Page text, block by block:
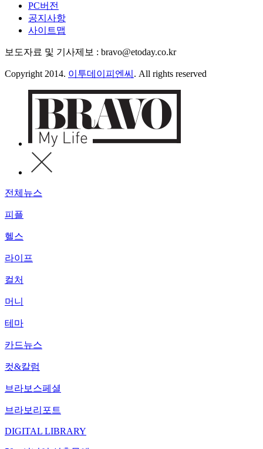
PC버전
공지사항
사이트맵
보도자료 및 기사제보 : bravo@etoday.co.kr
Copyright 2014. 이투데이피엔씨 . All rights reserved
전체뉴스
피플
헬스
라이프
컬처
머니
테마
카드뉴스
컷&칼럼
브라보스페셜
브라보리포트
DIGITAL LIBRARY